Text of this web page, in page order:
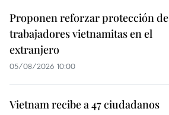
Proponen reforzar protección de
trabajadores vietnamitas en el
extranjero
05/08/2026 10:00
Vietnam recibe a 47 ciudadanos